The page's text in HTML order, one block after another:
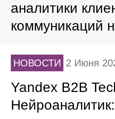
аналитики
коммуникаций
НОВОСТИ 2 Июня
Yandex B2B